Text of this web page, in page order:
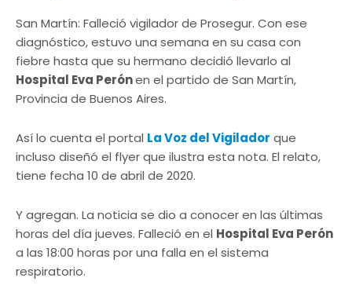
San Martín: Falleció vigilador de Prosegur. Con ese
diagnóstico, estuvo una semana en su casa con
fiebre hasta que su hermano decidió llevarlo al
Hospital Eva Perónen el partido de San Martín,
Provincia de Buenos Aires.
Así lo cuenta el portal La Voz del Vigilador que
incluso diseñó el flyer que ilustra esta nota. El relato,
tiene fecha 10 de abril de 2020.
Y agregan. La noticia se dio a conocer en las últimas
horas del día jueves. Falleció en el Hospital Eva Perón
a las 18:00 horas por una falla en el sistema
respiratorio.